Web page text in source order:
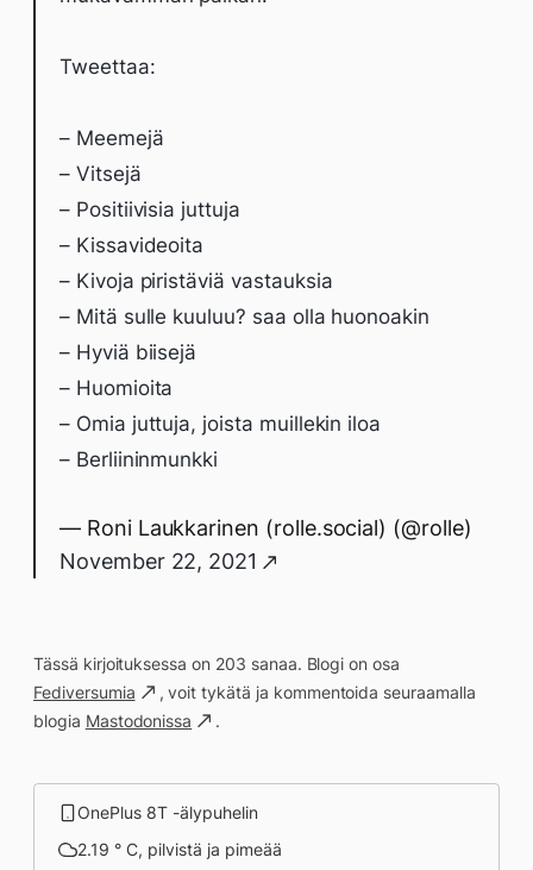
Tweettaa:
– Meemejä
– Vitsejä
– Positiivisia juttuja
– Kissavideoita
– Kivoja piristäviä vastauksia
– Mitä sulle kuuluu? saa olla huonoakin
– Hyviä biisejä
– Huomioita
– Omia juttuja, joista muillekin iloa
– Berliininmunkki
— Roni Laukkarinen (rolle.social) (@rolle)
November 22, 2021
Tässä kirjoituksessa on 203 sanaa. Blogi on osa
Fediversumia
, voit tykätä ja kommentoida seuraamalla
blogia Mastodonissa .
OnePlus 8T -älypuhelin
2.19 ° C, pilvistä ja pimeää